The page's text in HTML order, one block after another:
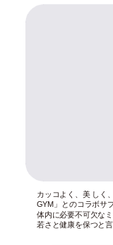
カッコよく、美 しく
GYM」とのコラボサ
体内に必要不可欠な
若さと健康を保つと言